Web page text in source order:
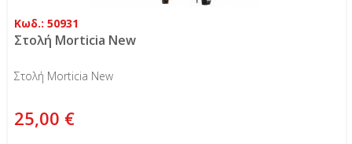
Κωδ.: 50931
Στολή Morticia New
Στολή Morticia New
25,00 €